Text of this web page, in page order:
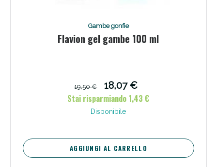
Gambe gonfie
Flavion gel gambe 100 ml
19,50 €
18,07 €
Stai risparmiando 1,43 €
Disponibile
AGGIUNGI AL CARRELLO